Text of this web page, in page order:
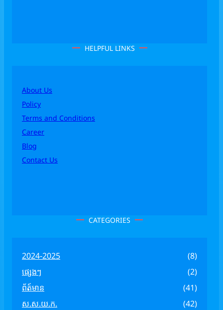
HELPFUL LINKS
About Us
Policy
Terms and Conditions
Career
Blog
Contact Us
CATEGORIES
2024-2025
(8)
ផ្សេងៗ
(2)
ព័ត៍មាន
(41)
ស.ស.យ.ក.
(42)